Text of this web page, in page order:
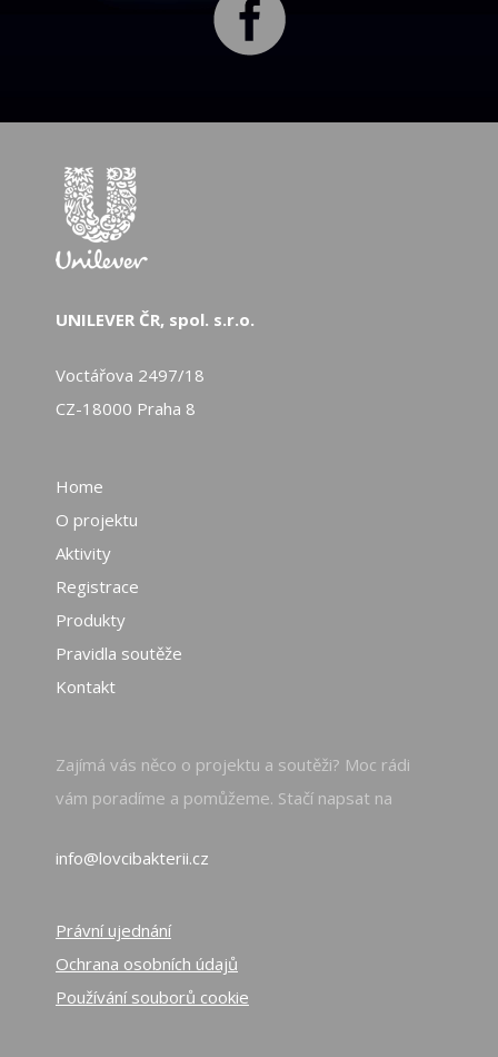
UNILEVER ČR, spol. s.r.o.
Voctářova 2497/18
CZ-18000 Praha 8
Home
O projektu
Aktivity
Registrace
Produkty
Pravidla soutěže
Kontakt
Zajímá vás něco o projektu a soutěži? Moc rádi
vám poradíme a pomůžeme. Stačí napsat na
info@lovcibakterii.cz
Právní ujednání
Ochrana osobních údajů
Používání souborů cookie
prostřednictvím emailu a online reklamy
pečlivě vybrané Unileverem na základě mých
zájmů a preferencí.
ochraně osobních údajůa používání
jak používáme vaše osobní údaje.